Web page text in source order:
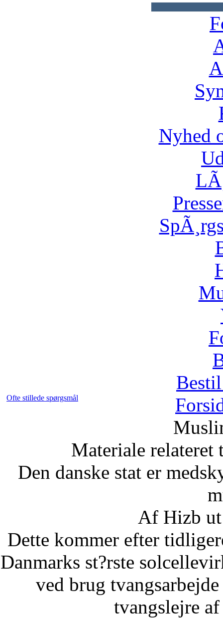
Nyhed
Ofte stillede spørgsmål
Materiale
Den danske stat er
Af Hizb
Dette kommer efter
Danmarks st?rste
ved brug
tvangslejre